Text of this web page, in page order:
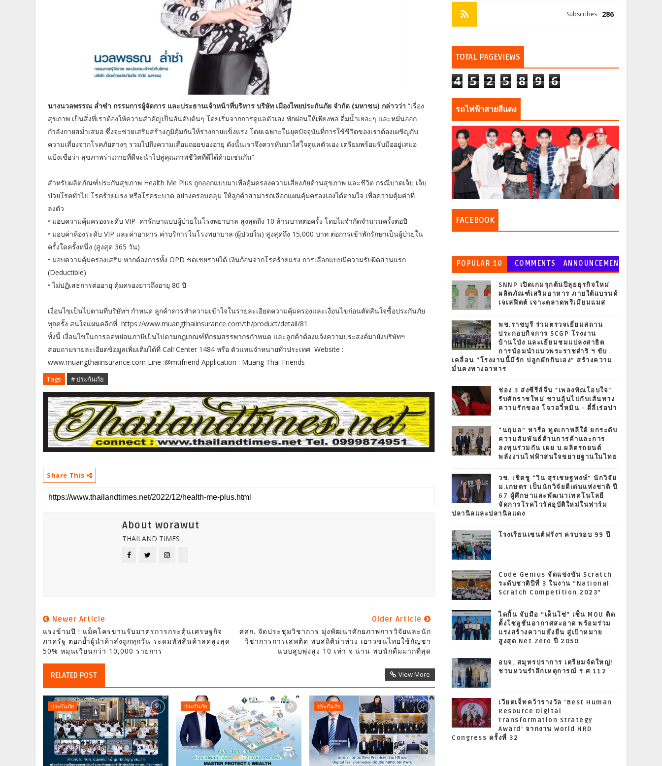
นางนวลพรรณ ล่ำซำ กรรมการผู้จัดการ และประธานเจ้าหน้าที่บริหาร บริษัท เมืองไทยประกันภัย จํากัด (มหาชน) กล่าวว่า “เรื่อง
สุขภาพ เป็นสิ่งที่เราต้องให้ความสำคัญเป็นอันดับต้นๆ โดยเริ่มจากการดูแลตัวเอง พักผ่อนให้เพียงพอ ดื่มน้ำเยอะๆ และหมั่นออก
กำลังกายสม่ำเสมอ ซึ่งจะช่วยเสริมสร้างภูมิคุ้มกันให้ร่างกายแข็งแรง โดยเฉพาะในยุคปัจจุบันที่การใช้ชีวิตของเราต้องเผชิญกับ
ความเสี่ยงจากโรคภัยต่างๆ รวมไปถึงความเสื่อมถอยของอายุ ดังนั้นเราจึงควรหันมาใส่ใจดูแลตัวเอง เตรียมพร้อมรับมืออยู่เสมอ
แป้งเชื่อว่า สุขภาพร่างกายที่ดีจะนำไปสู่คุณภาพชีวิตที่ดีได้ด้วยเช่นกัน”
สำหรับผลิตภัณฑ์ประกันสุขภาพ Health Me Plus ถูกออกแบบมาเพื่อคุ้มครองความเสี่ยงภัยด้านสุขภาพ และชีวิต กรณีบาดเจ็บ เจ็บ
ป่วยโรคทั่วไป โรคร้ายเเรง หรือโรคระบาด อย่างครอบคลุม ให้ลูกค้าสามารถเลือกแผนคุ้มครองเองได้ตามใจ เพื่อความคุ้มค่าที่
ลงตัว
• มอบความคุ้มครองระดับ VIP ค่ารักษาแบบผู้ป่วยในโรงพยาบาล สูงสุดถึง 10 ล้านบาทต่อครั้ง โดยไม่จำกัดจำนวนครั้งต่อปี
• มอบค่าห้องระดับ VIP และค่าอาหาร ค่าบริการในโรงพยาบาล (ผู้ป่วยใน) สูงสุดถึง 15,000 บาท ต่อการเข้าพักรักษาเป็นผู้ป่วยใน
ครั้งใดครั้งหนึ่ง (สูงสุด 365 วัน)
• มอบความคุ้มครองเสริม หากต้องการทั้ง OPD ชดเชยรายได้ เงินก้อนจากโรคร้ายแรง การเลือกแบบมีความรับผิดส่วนแรก
(Deductible)
• ไม่ปฏิเสธการต่ออายุ คุ้มครองยาวถึงอายุ 80 ปี
เงื่อนไขเป็นไปตามที่บริษัทฯ กำหนด ลูกค้าควรทำความเข้าใจในรายละเอียดความคุ้มครองและเงื่อนไขก่อนตัดสินใจซื้อประกันภัย
ทุกครั้ง สนใจแผนคลิกที่ https://www.muangthaiinsurance.com/th/product/detail/81
ทั้งนี้ เงื่อนไขในการลดหย่อนภาษีเป็นไปตามกฎเกณฑ์ที่กรมสรรพากรกำหนด และลูกค้าต้องแจ้งความประสงค์มายังบริษัทฯ
สอบถามรายละเอียดข้อมูลเพิ่มเติมได้ที่ Call Center 1484 หรือ ตัวแทนจำหน่ายทั่วประเทศ Website :
www.muangthaiinsurance.com Line :@mtifriend Application : Muang Thai Friends
Tags # ประกันภัย
Share This
About worawut
THAILAND TIMES
Newer Article
แรงข้ามปี ! แม็คโครขานรับมาตรการกระตุ้นเศรษฐกิจ
ภาครัฐ ตอกย้ำผู้นำค้าส่งถูกทุกวัน ระดมทัพสินค้าลดสูงสุด
50% หมุนเวียนกว่า 10,000 รายการ
Older Article
ศศก. จัดประชุมวิชาการ มุ่งพัฒนาศักยภาพการวิจัยและนัก
วิชาการการเสพติด พบสถิติน่าห่วง เยาวชนไทยใช้กัญชา
แบบสูบพุ่งสูง 10 เท่า จ.น่าน พบนักดื่มมากที่สุด
RELATED POST View More
ประกันภัย ประกันภัย ประกันภัย
286
Subscribes
TOTAL PAGEVIEWS
4 5 2 5 8 9 6
รถไฟฟ้าสายสีแดง
FACEBOOK
POPULAR 10 COMMENTS
ANNOUNCEMEN
T
SNNP เปิดเกมรุกต้นปีลุยธุรกิจใหม่
ผลิตภัณฑ์เสริมอาหาร ภายใต้แบรนด์
เจเล่ฟิตต์ เจาะตลาดพรีเมียมแมส
พช.ราชบุรี ร่วมตรวจเยี่ยมสถาน
ประกอบกิจการ SCGP โรงงาน
บ้านโป่ง และเยี่ยมชมแปลงสาธิต
การน้อมนำแนวพระราชดำริ ฯ ขับ
เคลื่อน “โรงงานนี้มีรัก ปลูกผักกินเอง” สร้างความ
มั่นคงทางอาหาร
ช่อง 3 ส่งซีรีส์จีน "เพลงพิณโอบใจ"
รับศักราชใหม่ ชวนลุ้นไปกับเส้นทาง
ความรักของ โจวอวี๋หมิน - ตี๋ลี่เร่อปา
“นฤมล” หารือ ทูตเกาหลีใต้ ยกระดับ
ความสัมพันธ์ด้านการค้าและการ
ลงทุนร่วมกัน เผย บ.ผลิตรถยนต์
พลังงานไฟฟ้าสนใจขยายฐานในไทย
วช. เชิดชู “วิน สุรเชษฐพงษ์” นักวิจัย
ม.เกษตร เป็นนักวิจัยดีเด่นแห่งชาติ ปี
67 ผู้ศึกษาและพัฒนาเทคโนโลยี
จัดการโรคไวรัสอุบัติใหม่ในฟาร์ม
ปลานิลและปลานิลแดง
โรงเรียนเซนต์ฟรังฯ ครบรอบ 99 ปี
Code Genius จัดแข่งขัน Scratch
ระดับชาติปีที่ 3 ในงาน “National
Scratch Competition 2023”
ไดกิ้น จับมือ “เด็นโซ่” เซ็น MOU ติด
ตั้งโซลูชั่นอากาศสะอาด พร้อมร่วม
แรงสร้างความยั่งยืน สู่เป้าหมาย
สูงสุด Net Zero ปี 2050
อบจ. สมุทรปราการ เตรียมจัดใหญ่!
ชวนหวนรำลึกเหตุการณ์ ร.ศ.112
เวียตเจ็ทคว้ารางวัล ‘Best Human
Resource Digital
Transformation Strategy
Award’ จากงาน World HRD
Congress ครั้งที่ 32